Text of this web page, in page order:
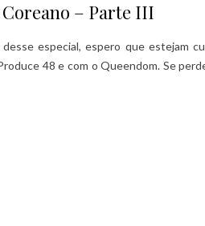
– Parte III
especial, espero que estejam
48 e com o Queendom. Se